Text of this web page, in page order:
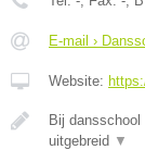
E-mail ›
Website:
Bij
uitgebreid ▼